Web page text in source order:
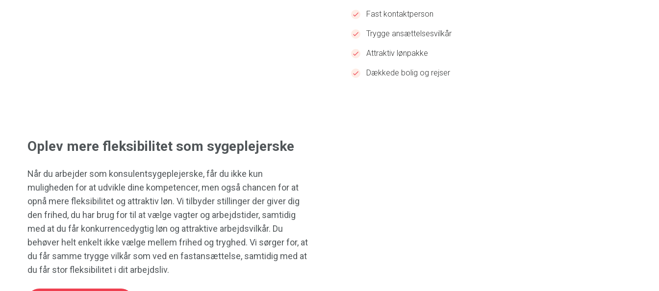
Fast kontaktperson
Trygge ansættelsesvilkår
Attraktiv lønpakke
Dækkede bolig og rejser
Oplev mere fleksibilitet som sygeplejerske
Når du arbejder som konsulentsygeplejerske, får du ikke kun
muligheden for at udvikle dine kompetencer, men også chancen for at
opnå mere fleksibilitet og attraktiv løn. Vi tilbyder stillinger der giver dig
den frihed, du har brug for til at vælge vagter og arbejdstider, samtidig
med at du får konkurrencedygtig løn og attraktive arbejdsvilkår. Du
behøver helt enkelt ikke vælge mellem frihed og tryghed. Vi sørger for, at
du får samme trygge vilkår som ved en fastansættelse, samtidig med at
du får stor fleksibilitet i dit arbejdsliv.